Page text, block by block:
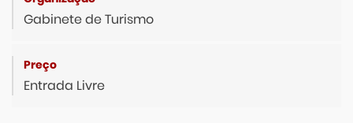
Gabinete de Turismo
Entrada Livre